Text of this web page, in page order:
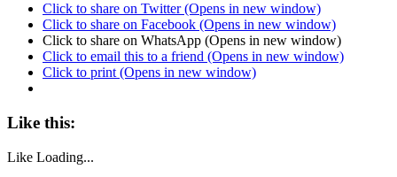
Click to share on Twitter (Opens in new window)
Click to share on Facebook (Opens in new window)
Click to share on WhatsApp (Opens in new window)
Click to email this to a friend (Opens in new window)
Click to print (Opens in new window)
Like this:
Like Loading...